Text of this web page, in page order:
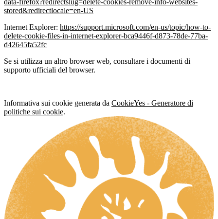
data-firefox?redirectslug=delete-cookies-remove-info-websites-
stored&redirectlocale=en-US
Internet Explorer: https://support.microsoft.com/en-us/topic/how-to-
delete-cookie-files-in-internet-explorer-bca9446f-d873-78de-77ba-
d42645fa52fc
Se si utilizza un altro browser web, consultare i documenti di
supporto ufficiali del browser.
Informativa sui cookie generata da CookieYes - Generatore di
politiche sui cookie.